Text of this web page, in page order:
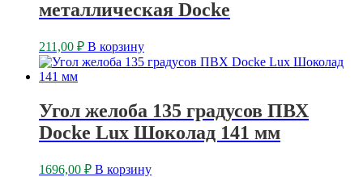
металлическая Docke
211,00 ₽ В корзину
Угол желоба 135 градусов ПВХ
Docke Lux Шоколад 141 мм
1696,00 ₽ В корзину